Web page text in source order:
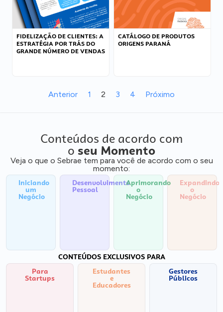
FIDELIZAÇÃO DE CLIENTES: A
ESTRATÉGIA POR TRÁS DO
GRANDE NÚMERO DE VENDAS
CATÁLOGO DE PRODUTOS
ORIGENS PARANÁ
Anterior 1 2 3 4 Próximo
Conteúdos de acordo com
o seu Momento
Veja o que o Sebrae tem para você de acordo com o seu
momento:
Iniciando
um
Negócio
Desenvolvimento
Pessoal
Aprimorando
o
Negócio
Expandindo
o
Negócio
CONTEÚDOS EXCLUSIVOS PARA
Para
Startups
Estudantes
e
Educadores
Gestores
Públicos